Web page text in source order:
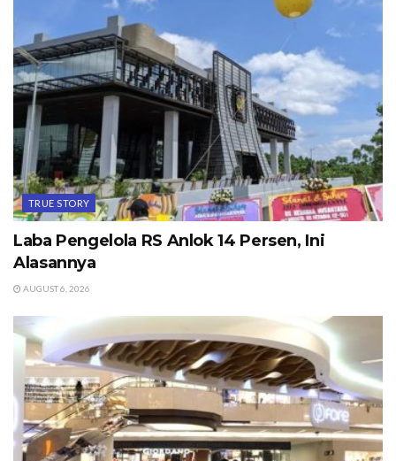
TRUE STORY
Laba Pengelola RS Anlok 14 Persen, Ini
Alasannya
AUGUST 6, 2026